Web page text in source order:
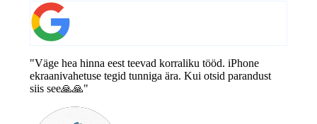
"Väge hea hinna eest teevad korraliku tööd. iPhone
ekraanivahetuse tegid tunniga ära. Kui otsid parandust
siis see🙏🙏"